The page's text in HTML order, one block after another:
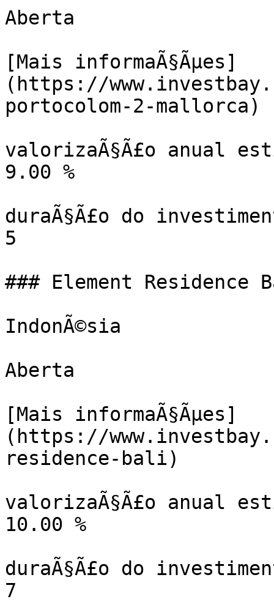
Aberta
[Mais informaÃ§Ãµes]
(https://
portocolom-2-mallorca)
valorizaÃ§Ã£o anual
9.00 %
duraÃ§Ã£o do
5
### Element
IndonÃ©sia
Aberta
[Mais informaÃ§Ãµes]
(https://
residence-bali)
valorizaÃ§Ã£o anual
10.00 %
duraÃ§Ã£o do
7